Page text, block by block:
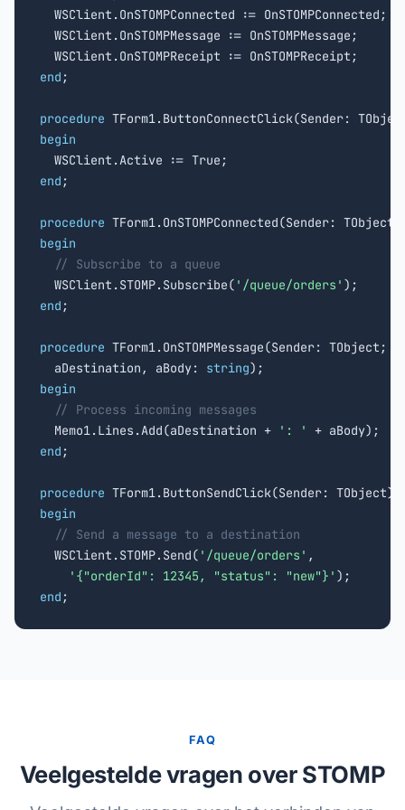
  WSClient.OnSTOMPConnected := OnSTOMPConnected;
  WSClient.OnSTOMPMessage := OnSTOMPMessage;
end ;
procedure
begin
end ;
procedure
begin
// Subscribe to a queue
  WSClient.STOMP.Subscribe(
'/queue/orders'
end ;
procedure TForm1.OnSTOMPMessage(Sender: TObject;
  aDestination, aBody:
string
begin
// Process incoming messages
  Memo1.Lines.Add(aDestination +
': '
end ;
procedure
begin
// Send a message to a destination
  WSClient.STOMP.Send(
'/queue/orders' ,
'{"orderId": 12345, "status": "new"}'
end ;
FAQ
Veelgestelde vragen over STOMP